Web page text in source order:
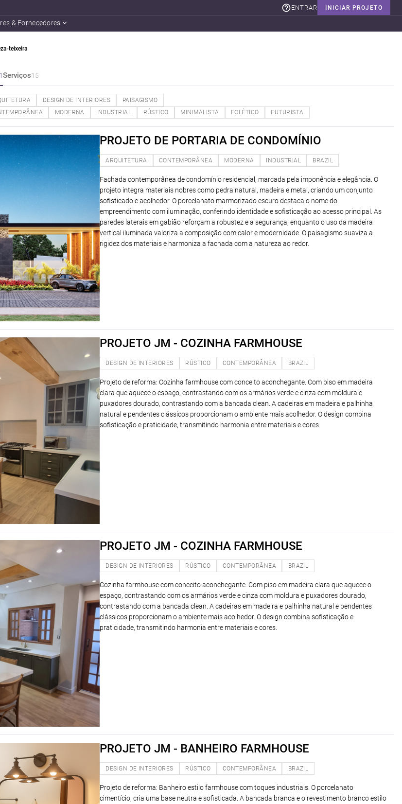
INICIAR PROJETO
ENTRAR
& Fornecedores
teixeira
Serviços15
DESIGN DE INTERIORES PAISAGISMO
MODERNA INDUSTRIAL RÚSTICO MINIMALISTA ECLÉTICO FUTURISTA
PROJETO DE PORTARIA DE CONDOMÍNIO
ARQUITETURA CONTEMPORÂNEA MODERNA INDUSTRIAL BRAZIL
Fachada contemporânea de condomínio residencial, marcada pela imponência e elegância. O
projeto integra materiais nobres como pedra natural, madeira e metal, criando um conjunto
sofisticado e acolhedor. O porcelanato marmorizado escuro destaca o nome do
empreendimento com iluminação, conferindo identidade e sofisticação ao acesso principal. As
paredes laterais em gabião reforçam a robustez e a segurança, enquanto o uso da madeira
vertical iluminada valoriza a composição com calor e modernidade. O paisagismo suaviza a
rigidez dos materiais e harmoniza a fachada com a natureza ao redor.
PROJETO JM - COZINHA FARMHOUSE
DESIGN DE INTERIORES RÚSTICO CONTEMPORÂNEA BRAZIL
Projeto de reforma: Cozinha farmhouse com conceito aconchegante. Com piso em madeira
clara que aquece o espaço, contrastando com os armários verde e cinza com moldura e
puxadores dourado, contrastando com a bancada clean. A cadeiras em madeira e palhinha
natural e pendentes clássicos proporcionam o ambiente mais acolhedor. O design combina
sofisticação e praticidade, transmitindo harmonia entre materiais e cores.
PROJETO JM - COZINHA FARMHOUSE
DESIGN DE INTERIORES RÚSTICO CONTEMPORÂNEA BRAZIL
Cozinha farmhouse com conceito aconchegante. Com piso em madeira clara que aquece o
espaço, contrastando com os armários verde e cinza com moldura e puxadores dourado,
contrastando com a bancada clean. A cadeiras em madeira e palhinha natural e pendentes
clássicos proporcionam o ambiente mais acolhedor. O design combina sofisticação e
praticidade, transmitindo harmonia entre materiais e cores.
PROJETO JM - BANHEIRO FARMHOUSE
DESIGN DE INTERIORES RÚSTICO CONTEMPORÂNEA BRAZIL
Projeto de reforma: Banheiro estilo farmhouse com toques industriais. O porcelanato
cimentício, cria uma base neutra e sofisticada. A bancada branca e o revestimento branco estilo